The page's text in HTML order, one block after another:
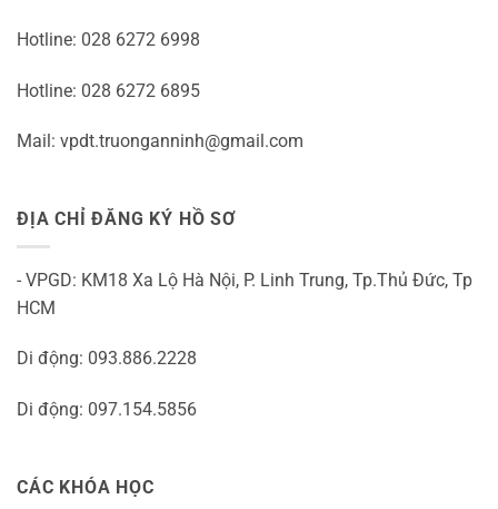
Hotline: 028 6272 6998
Hotline: 028 6272 6895
Mail: vpdt.truonganninh@gmail.com
ĐỊA CHỈ ĐĂNG KÝ HỒ SƠ
- VPGD: KM18 Xa Lộ Hà Nội, P. Linh Trung, Tp.Thủ Đức, Tp
HCM
Di động: 093.886.2228
Di động: 097.154.5856
CÁC KHÓA HỌC